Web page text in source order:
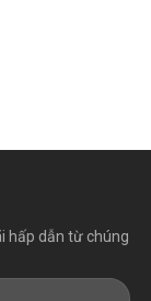
hấp dẫn từ chúng